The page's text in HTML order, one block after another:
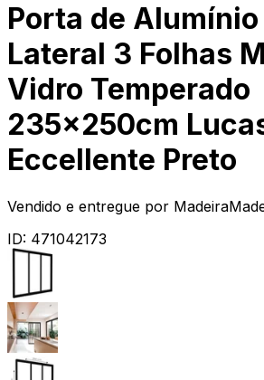
Porta de
Lateral 3 Folhas
Vidro Temperado
235x250cm
Eccellente Preto
Vendido e entregue por
ID: 471042173